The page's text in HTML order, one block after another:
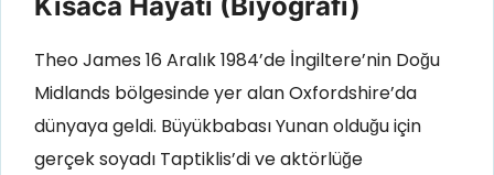
Theo James 16 Aralık 1984’de İngiltere’nin Doğu
Midlands bölgesinde yer alan Oxfordshire’da
dünyaya geldi. Büyükbabası Yunan olduğu için
gerçek soyadı Taptiklis’di ve aktörlüğe